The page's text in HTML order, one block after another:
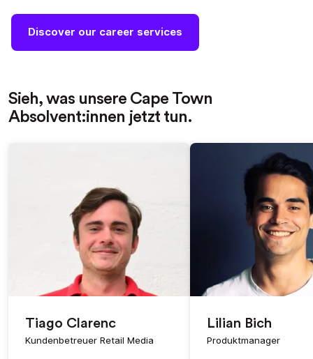
Discover our career services
Sieh, was unsere Cape Town
Absolvent:innen jetzt tun.
Tiago Clarenc
Kundenbetreuer Retail Media
Lilian Bich
Produktmanager